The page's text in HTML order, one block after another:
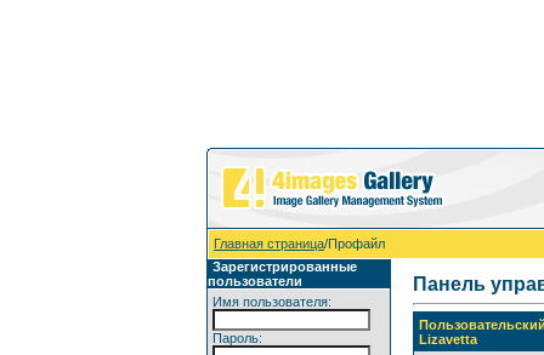
Главная страница/Профайл
Зарегистрированные
пользователи
Имя пользователя:
Пароль:
Панель
Lizavetta